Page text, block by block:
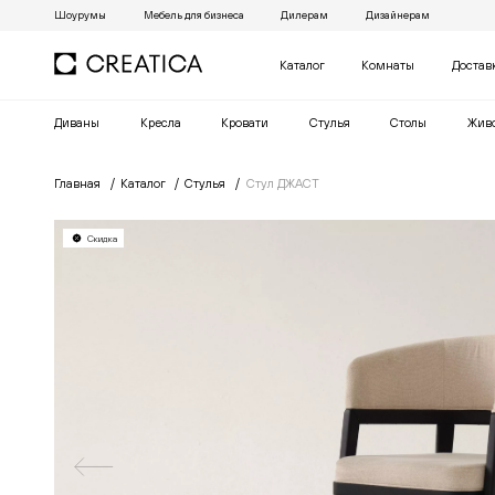
Шоурумы Мебель для бизнеса Дилерам Дизайнерам
Каталог Комнаты
Диваны Кресла Кровати Cтулья Столы
Главная Каталог Cтулья Стул ДЖАСТ
Скидка